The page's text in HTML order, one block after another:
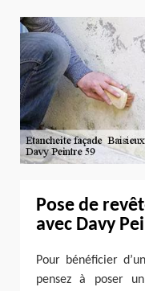
Pose de
avec Davy
Pour bénéficier
pensez à poser